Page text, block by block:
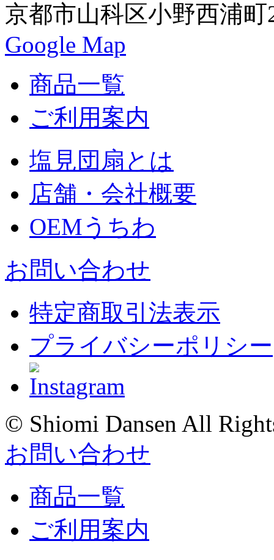
京都市山科区小野西浦町
Google Map
商品一覧
ご利用案内
塩見団扇とは
店舗・会社概要
OEMうちわ
お問い合わせ
特定商取引法表示
プライバシーポリシー
© Shiomi Dansen All
お問い合わせ
商品一覧
ご利用案内